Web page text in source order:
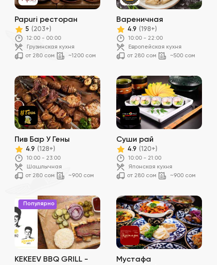
Papuri ресторан
5 (203+)
12:00 - 00:00
Грузинская кухня
от 280 сом
~1200 сом
Вареничная
4.9 (198+)
10:00 - 22:00
Европейская кухня
от 280 сом
~500 сом
Пив Бар У Гены
4.9 (128+)
10:00 - 23:00
Шашлычная
от 280 сом
~900 сом
Суши рай
4.9 (120+)
10:00 - 21:00
Японская кухня
от 280 сом
~900 сом
Популярно
KEKEEV BBQ GRILL -
Мустафа